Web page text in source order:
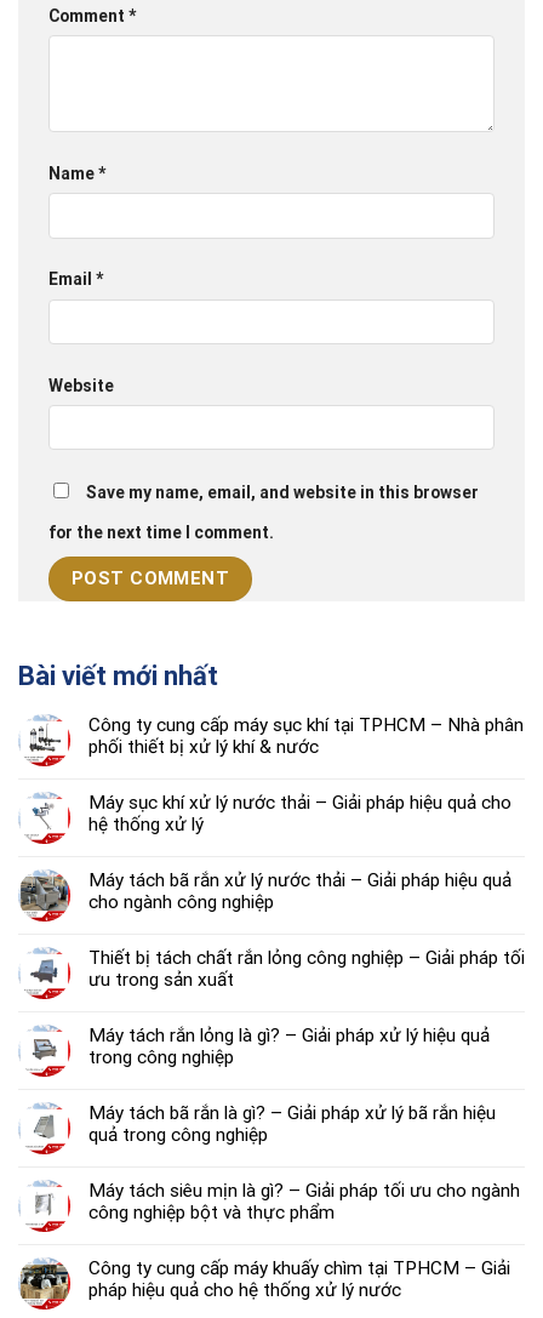
Comment *
Name*
Email *
Website
Save my name, email, and website in this browser
for the next time I comment.
Bài viết mới nhất
Công ty cung cấp máy sục khí tại TPHCM – Nhà phân
phối thiết bị xử lý khí & nước
Máy sục khí xử lý nước thải – Giải pháp hiệu quả cho
hệ thống xử lý
Máy tách bã rắn xử lý nước thải – Giải pháp hiệu quả
cho ngành công nghiệp
Thiết bị tách chất rắn lỏng công nghiệp – Giải pháp tối
ưu trong sản xuất
Máy tách rắn lỏng là gì? – Giải pháp xử lý hiệu quả
trong công nghiệp
Máy tách bã rắn là gì? – Giải pháp xử lý bã rắn hiệu
quả trong công nghiệp
Máy tách siêu mịn là gì? – Giải pháp tối ưu cho ngành
công nghiệp bột và thực phẩm
Công ty cung cấp máy khuấy chìm tại TPHCM – Giải
pháp hiệu quả cho hệ thống xử lý nước